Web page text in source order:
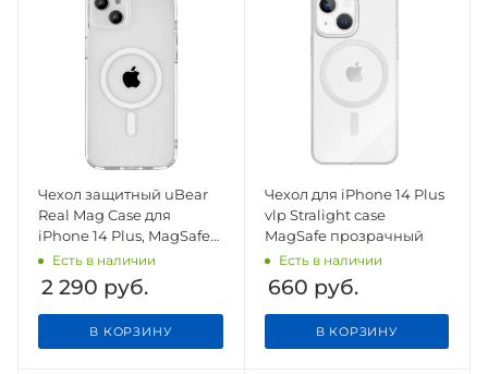
Чехол защитный uBear
Real Mag Case для
iPhone 14 Plus, MagSafe
совместимый,
усиленный
Есть в наличии
2 290 руб.
В КОРЗИНУ
Чехол для iPhone 14 Plus
vlp Stralight case
MagSafe прозрачный
Есть в наличии
660 руб.
В КОРЗИНУ